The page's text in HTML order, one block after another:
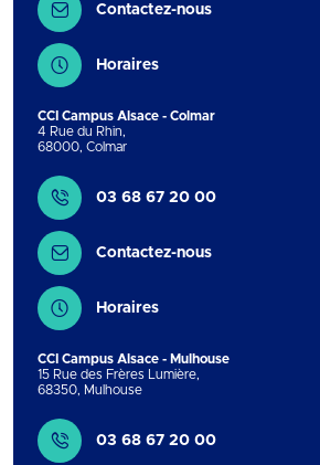
Contactez-nous
Horaires
CCI Campus Alsace - Colmar
4 Rue du Rhin,
68000, Colmar
Contact
03 68 67 20 00
Contactez-nous
Horaires
CCI Campus Alsace - Mulhouse
15 Rue des Frères Lumière,
68350, Mulhouse
Contact
03 68 67 20 00